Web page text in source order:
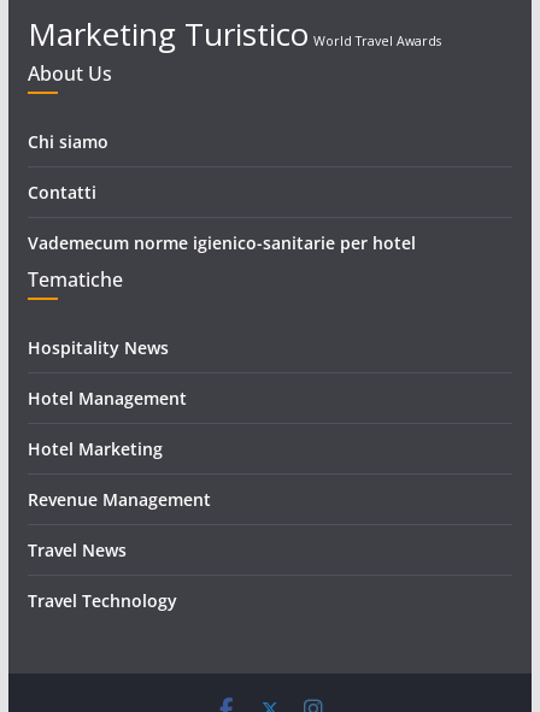
Marketing Turistico World Travel Awards
About Us
Chi siamo
Contatti
Vademecum norme igienico-sanitarie per hotel
Tematiche
Hospitality News
Hotel Management
Hotel Marketing
Revenue Management
Travel News
Travel Technology